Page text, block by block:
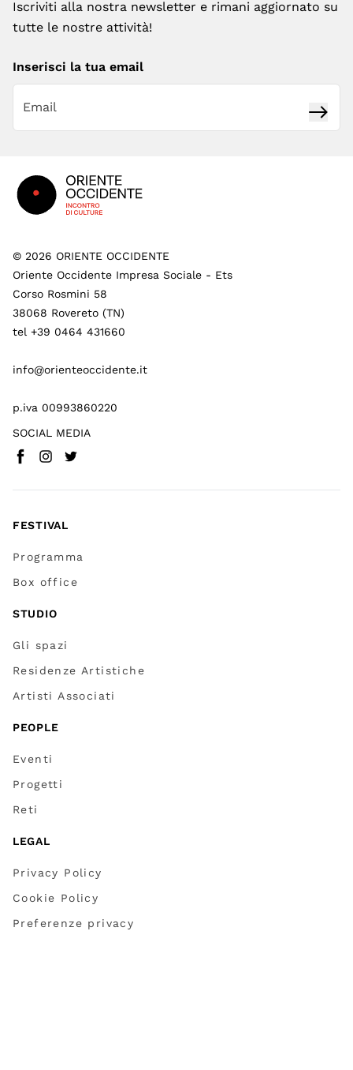
Iscriviti alla nostra newsletter e rimani aggiornato su
tutte le nostre attività!
Inserisci la tua email
© 2026 ORIENTE OCCIDENTE
Oriente Occidente Impresa Sociale - Ets
Corso Rosmini 58
38068 Rovereto (TN)
tel +39 0464 431660
info@orienteoccidente.it
p.iva 00993860220
SOCIAL MEDIA
Facebook(
Instagram
Twitter
FESTIVAL
Programma
Box office
STUDIO
Gli spazi
Residenze Artistiche
Artisti Associati
PEOPLE
Eventi
Progetti
Reti
LEGAL
Privacy Policy
Cookie Policy
Preferenze privacy